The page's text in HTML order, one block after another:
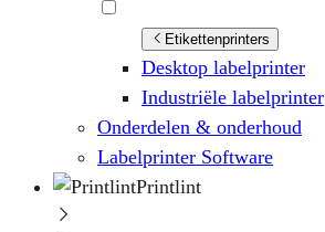
Etikettenprinters
Desktop labelprinter
Industriële labelprinter
Onderdelen & onderhoud
Labelprinter Software
Printlint